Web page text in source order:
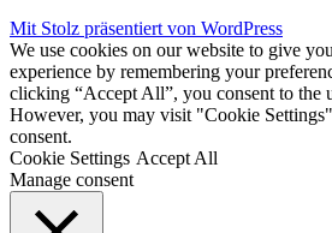
Mit Stolz präsentiert von WordPress
We use cookies on our website to give
experience by remembering your
clicking “Accept All”, you consent to the
However, you may visit "Cookie
consent.
Cookie Settings Accept All
Manage consent